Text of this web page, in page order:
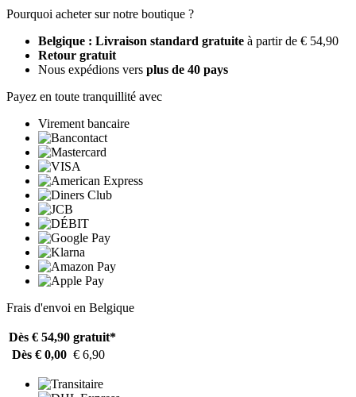
Pourquoi acheter sur notre boutique ?
Belgique : Livraison standard gratuite à partir de € 54,90
Retour gratuit
Nous expédions vers plus de 40 pays
Payez en toute tranquillité avec
Virement bancaire
Frais d'envoi en Belgique
Dès € 54,90 gratuit*
Dès € 0,00 € 6,90